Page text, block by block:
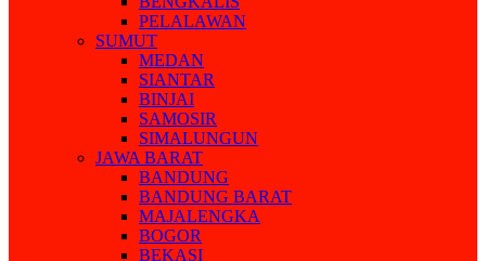
PELALAWAN
SUMUT
MEDAN
SIANTAR
BINJAI
SAMOSIR
SIMALUNGUN
JAWA BARAT
BANDUNG
BANDUNG BARAT
MAJALENGKA
BOGOR
BEKASI